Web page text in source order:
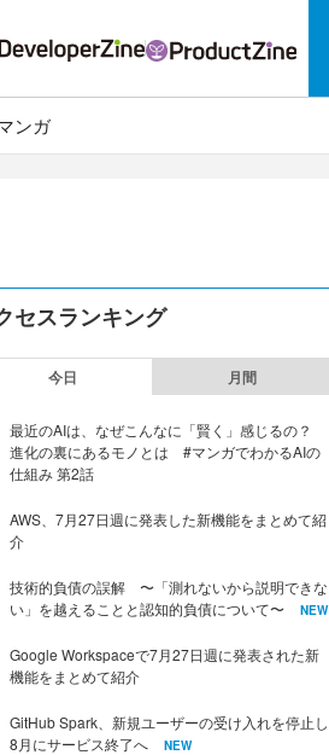
ンガ
セスランキング
今日 月間
最近のAIは、なぜこんなに「賢く」感じるの？
進化の裏にあるモノとは #マンガでわかるAIの
仕組み 第2話
AWS、7月27日週に発表した新機能をまとめて紹
介
技術的負債の誤解 〜「測れないから説明できな
い」を越えることと認知的負債について〜
NEW
Google Workspaceで7月27日週に発表された新
機能をまとめて紹介
GitHub Spark、新規ユーザーの受け入れを停止し
8月にサービス終了へ
NEW